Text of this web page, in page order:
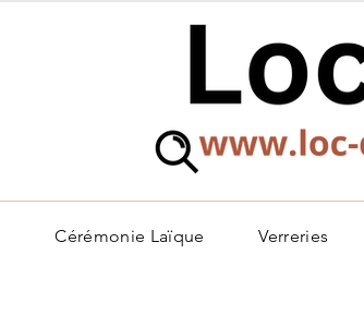
Cérémonie Laïque Verreries